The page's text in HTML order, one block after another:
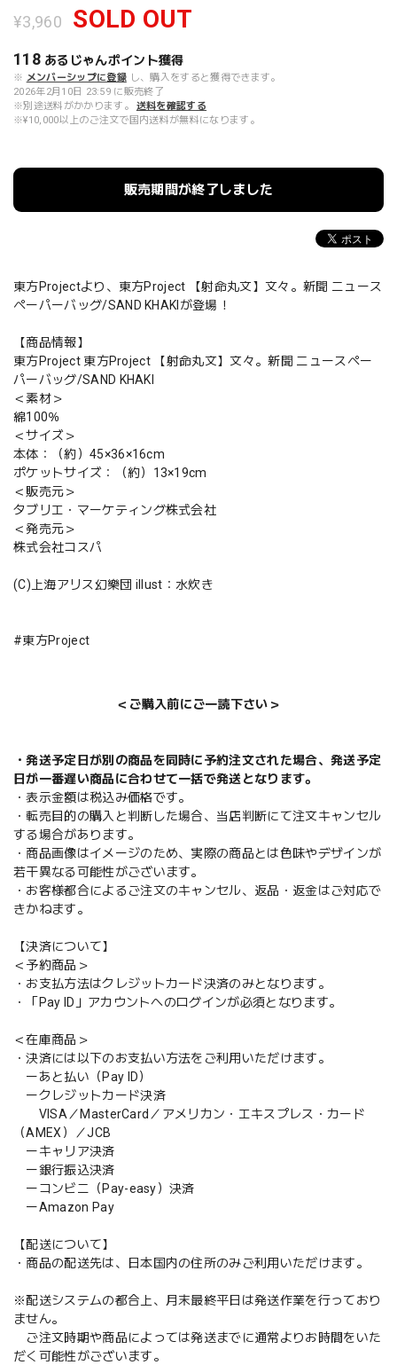
¥3,960 SOLD OUT
118 あるじゃんポイント獲得
※ メンバーシップに登録 し、購入をすると獲得できます。
2026年2月10日 23:59 に販売終了
※別途送料がかかります。
送料を確認する
※¥10,000以上のご注文で国内送料が無料になります。
販売期間が終了しました
東方Projectより、東方Project 【射命丸文】文々。新聞 ニュース
ペーパーバッグ/SAND KHAKIが登場！
【商品情報】
東方Project 東方Project 【射命丸文】文々。新聞 ニュースペー
パーバッグ/SAND KHAKI
＜素材＞
綿100％
＜サイズ＞
本体：（約）45×36×16cm
ポケットサイズ：（約）13×19cm
＜販売元＞
タブリエ・マーケティング株式会社
＜発売元＞
株式会社コスパ
(C)上海アリス幻樂団 illust：水炊き
#東方Project
＜ご購入前にご一読下さい＞
・発送予定日が別の商品を同時に予約注文された場合、発送予定
日が一番遅い商品に合わせて一括で発送となります。
・表示金額は税込み価格です。
・転売目的の購入と判断した場合、当店判断にて注文キャンセル
する場合があります。
・商品画像はイメージのため、実際の商品とは色味やデザインが
若干異なる可能性がございます。
・お客様都合によるご注文のキャンセル、返品・返金はご対応で
きかねます。
【決済について】
＜予約商品＞
・お支払方法はクレジットカード決済のみとなります。
・「Pay ID」アカウントへのログインが必須となります。
＜在庫商品＞
・決済には以下のお支払い方法をご利用いただけます。
ーあと払い（Pay ID）
ークレジットカード決済
VISA／MasterCard／アメリカン・エキスプレス・カード
（AMEX）／JCB
ーキャリア決済
ー銀行振込決済
ーコンビニ（Pay-easy）決済
ーAmazon Pay
【配送について】
・商品の配送先は、日本国内の住所のみご利用いただけます。
※配送システムの都合上、月末最終平日は発送作業を行っており
ません。
ご注文時期や商品によっては発送までに通常よりお時間をいた
だく可能性がございます。